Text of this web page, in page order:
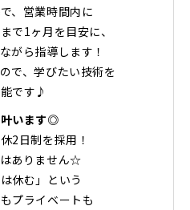
、営業時間内に
で1ヶ月を目安に、
がら指導します！
で、学びたい技術を
です♪
叶います◎
2日制を採用！
ありません☆
休む」という
プライベートも